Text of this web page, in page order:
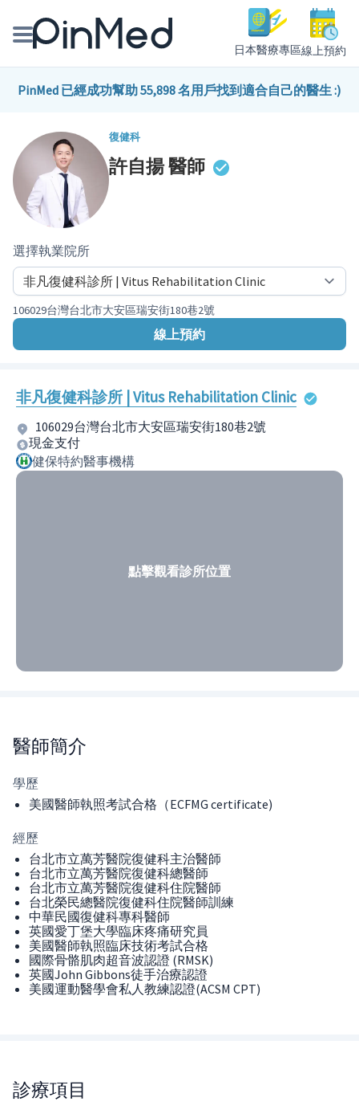
日本醫療專區線上預約
線上預約醫師、院所
醫師專欄專訪
健康主題館
PinMed 已經成功幫助 55,898 名用戶找到適合自己的醫生 :)
復健科
許自揚醫師
選擇執業院所
106029台灣台北市大安區瑞安街180巷2號
線上預約
非凡復健科診所 | Vitus Rehabilitation Clinic
106029台灣台北市大安區瑞安街180巷2號
現金支付
健保特約醫事機構
點擊觀看診所位置
醫師簡介
學歷
美國醫師執照考試合格（ECFMG certificate)
經歷
台北市立萬芳醫院復健科主治醫師
台北市立萬芳醫院復健科總醫師
台北市立萬芳醫院復健科住院醫師
台北榮民總醫院復健科住院醫師訓練
中華民國復健科專科醫師
英國愛丁堡大學臨床疼痛研究員
美國醫師執照臨床技術考試合格
國際骨骼肌肉超音波認證 (RMSK)
英國John Gibbons徒手治療認證
美國運動醫學會私人教練認證(ACSM CPT)
診療項目